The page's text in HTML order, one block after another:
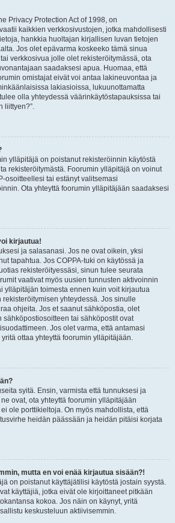
Privacy Protection Act of 1998, on
kaikkien verkkosivustojen, jotka mahdollisesti
hankkia huoltajan kirjallisen luvan tietojen
Jos olet epävarma koskeeko tämä sinua
verkkosivua jolle olet rekisteröitymässä, ota
saadaksesi apua. Huomaa, että
omistajat eivät voi antaa lakineuvontaa ja
lakiasioissa, lukuunottamatta
olla yhteydessä väärinkäytöstapauksissa tai
liittyen?”.
ylläpitäjä on poistanut rekisteröinnin käytöstä
rekisteröitymästä. Foorumin ylläpitäjä on voinut
osoitteellesi tai estänyt valitsemasi
Ota yhteyttä foorumin ylläpitäjään saadaksesi
kirjautua!
ja salasanasi. Jos ne ovat oikein, yksi
tapahtua. Jos COPPA-tuki on käytössä ja
rekisteröityessäsi, sinun tulee seurata
vaativat myös uusien tunnusten aktivoinnin
ylläpitäjän toimesta ennen kuin voit kirjautua
yhteydessä. Jos sinulle
ohjeita. Jos et saanut sähköpostia, olet
tai sähköpostit ovat
Jos olet varma, että antamasi
ottaa yhteyttä foorumin ylläpitäjään.
syitä. Ensin, varmista että tunnuksesi ja
ovat, ota yhteyttä foorumin ylläpitäjään
ole porttikieltoja. On myös mahdollista, että
heidän päässään ja heidän pitäisi korjata
mutta en voi enää kirjautua sisään?!
on poistanut käyttäjätilisi käytöstä jostain syystä.
käyttäjiä, jotka eivät ole kirjoittaneet pitkään
kokoa. Jos näin on käynyt, yritä
keskusteluun aktiivisemmin.